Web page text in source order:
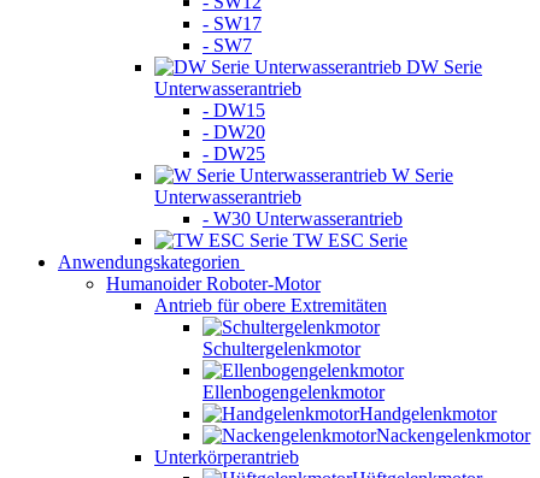
- SW17
- SW7
DW Serie
Unterwasserantrieb
- DW15
- DW20
- DW25
W Serie
Unterwasserantrieb
- W30 Unterwasserantrieb
TW ESC Serie
Anwendungskategorien
Humanoider Roboter-Motor
Antrieb für obere Extremitäten
Schultergelenkmotor
Ellenbogengelenkmotor
Handgelenkmotor
Nackengelenkmotor
Unterkörperantrieb